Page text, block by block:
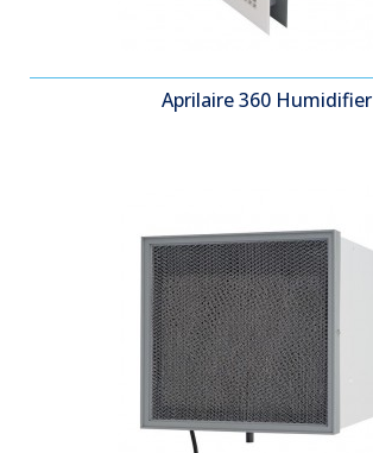
Aprilaire 360 Humidifier